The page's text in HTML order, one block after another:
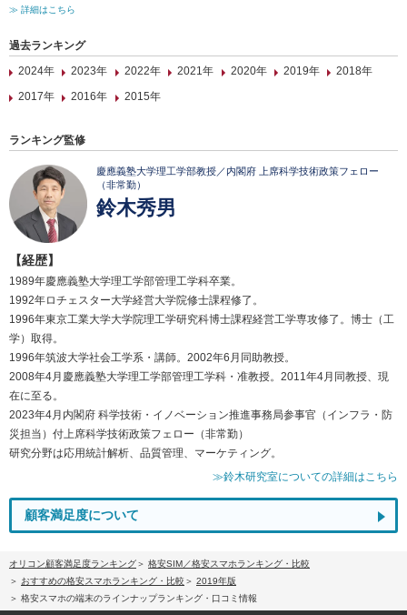
≫ 詳細はこちら
過去ランキング
2024年
2023年 2022年 2021年 2020年 2019年
2018年
2017年
2016年 2015年
ランキング監修
慶應義塾大学理工学部教授／内閣府 上席科学技術政策フェロー
（非常勤）
鈴木秀男
【経歴】
1989年慶應義塾大学理工学部管理工学科卒業。
1992年ロチェスター大学経営大学院修士課程修了。
1996年東京工業大学大学院理工学研究科博士課程経営工学専攻修了。博士（工
学）取得。
1996年筑波大学社会工学系・講師。2002年6月同助教授。
2008年4月慶應義塾大学理工学部管理工学科・准教授。2011年4月同教授、現
在に至る。
2023年4月内閣府 科学技術・イノベーション推進事務局参事官（インフラ・防
災担当）付上席科学技術政策フェロー（非常勤）
研究分野は応用統計解析、品質管理、マーケティング。
≫鈴木研究室についての詳細はこちら
顧客満足度について
オリコン顧客満足度ランキング
格安SIM／格安スマホランキング・比較
おすすめの格安スマホランキング・比較
2019年版
格安スマホの端末のラインナップランキング・口コミ情報